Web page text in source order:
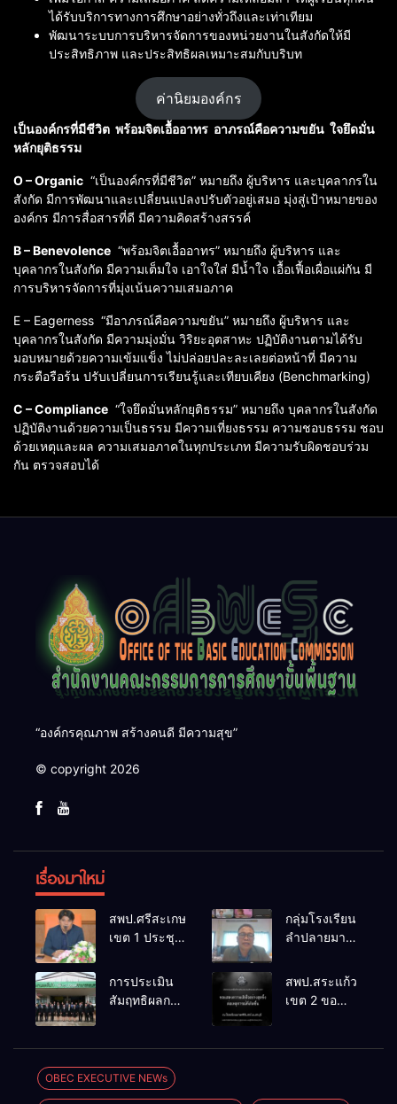
ได้รับบริการทางการศึกษาอย่างทั่วถึงและเท่าเทียม
พัฒนาระบบการบริหารจัดการของหน่วยงานในสังกัดให้มี
ประสิทธิภาพ และประสิทธิผลเหมาะสมกับบริบท
ค่านิยมองค์กร
เป็นองค์กรที่มีชีวิต พร้อมจิตเอื้ออาทร อาภรณ์คือความขยัน ใจยึดมั่น
หลักยุติธรรม
O – Organic “เป็นองค์กรที่มีชีวิต” หมายถึง ผู้บริหาร และบุคลากรใน
สังกัด มีการพัฒนาและเปลี่ยนแปลงปรับตัวอยู่เสมอ มุ่งสู่เป้าหมายของ
องค์กร มีการสื่อสารที่ดี มีความคิดสร้างสรรค์
B – Benevolence “พร้อมจิตเอื้ออาทร” หมายถึง ผู้บริหาร และ
บุคลากรในสังกัด มีความเต็มใจ เอาใจใส่ มีน้ำใจ เอื้อเฟื้อเผื่อแผ่กัน มี
การบริหารจัดการที่มุ่งเน้นความเสมอภาค
E – Eagerness “มีอาภรณ์คือความขยัน” หมายถึง ผู้บริหาร และ
บุคลากรในสังกัด มีความมุ่งมั่น วิริยะอุตสาหะ ปฏิบัติงานตามได้รับ
มอบหมายด้วยความเข้มแข็ง ไม่ปล่อยปละละเลยต่อหน้าที่ มีความ
กระตือรือร้น ปรับเปลี่ยนการเรียนรู้และเทียบเคียง (Benchmarking)
C – Compliance “ใจยึดมั่นหลักยุติธรรม” หมายถึง บุคลากรในสังกัด
ปฏิบัติงานด้วยความเป็นธรรม มีความเที่ยงธรรม ความชอบธรรม ชอบ
ด้วยเหตุและผล ความเสมอภาคในทุกประเภท มีความรับผิดชอบร่วม
กัน ตรวจสอบได้
“องค์กรคุณภาพ สร้างคนดี มีความสุข”
© copyright 2026
เรื่องมาใหม่
สพป.ศรีสะเกษ
เขต 1 ประชุม
จัดการ
แข่งขันงาน
ศิลปหัตถกรรม
74 ปีการ
ศึกษา 2569
กลุ่มโรงเรียน
ลำปลายมาศ
เคลื่อน RT,
NT, O-NET
การประเมิน
สัมฤทธิผลการ
ศึกษา
ตำแหน่ง รอง
สพป.สระแก้ว
เขต 2 ขอ
OBEC EXECUTIVE NEWs